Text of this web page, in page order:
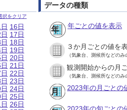
択をクリア
16日
17日
18日
19日
20日
21日
22日
23日
24日
25日
26日
データの種類
年ごとの値を表示
３か月ごとの値を
（気象台、測候所などのみ
観測開始からの月
（気象台、測候所などのみ
2023年の月ごとの